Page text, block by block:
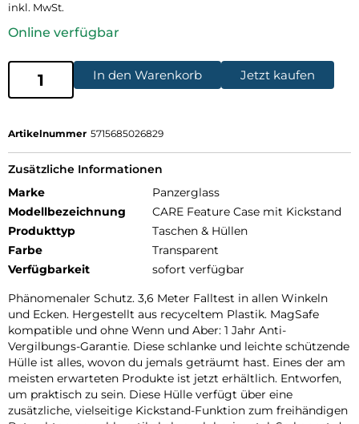
inkl. MwSt.
Online verfügbar
In den Warenkorb Jetzt kaufen
Artikelnummer 5715685026829
Zusätzliche Informationen
Marke
Panzerglass
Modellbezeichnung
CARE Feature Case mit Kickstand
Produkttyp
Taschen & Hüllen
Farbe
Transparent
Verfügbarkeit
sofort verfügbar
Phänomenaler Schutz. 3,6 Meter Falltest in allen Winkeln
und Ecken. Hergestellt aus recyceltem Plastik. MagSafe
kompatible und ohne Wenn und Aber: 1 Jahr Anti-
Vergilbungs-Garantie. Diese schlanke und leichte schützende
Hülle ist alles, wovon du jemals geträumt hast. Eines der am
meisten erwarteten Produkte ist jetzt erhältlich. Entworfen,
um praktisch zu sein. Diese Hülle verfügt über eine
zusätzliche, vielseitige Kickstand-Funktion zum freihändigen